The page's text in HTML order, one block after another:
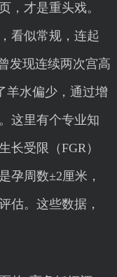
，才是重头戏。
看似常规，连起
发现连续两次宫高
羊水偏少，通过增
这里有个专业知
长受限（FGR）
孕周数±2厘米，
估。这些数据，